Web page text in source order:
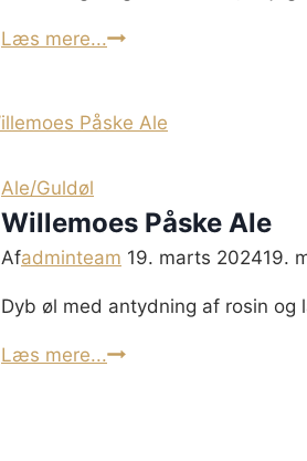
Læs mere...Anarkist
Mild
Ale/Guldøl
Willemoes Påske Ale
Afadminteam 19. marts 202419.
Dyb øl med antydning af rosin og
Læs mere...Willemoes